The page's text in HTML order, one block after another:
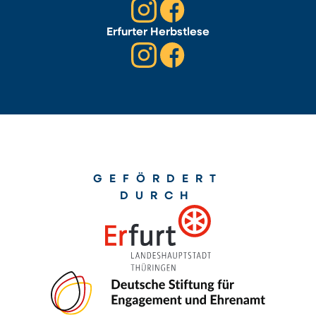
Erfurter Herbstlese
GEFÖRDERT
DURCH